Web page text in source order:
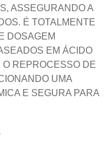
ASSEGURANDO A
É TOTALMENTE
DOSAGEM
EM ÁCIDO
REPROCESSO DE
UMA
E SEGURA PARA